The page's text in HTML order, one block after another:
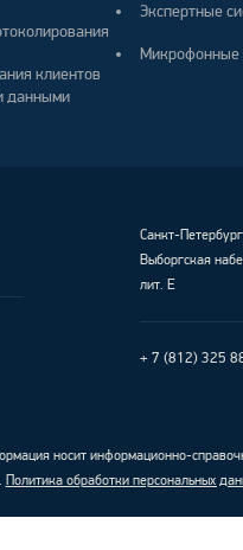
клиентов
данными
Экспертные
Микрофонные
Санкт-Петербург
Выборгская
лит. Е
+ 7 (812) 325
носит информационно-
Политика обработки персональных